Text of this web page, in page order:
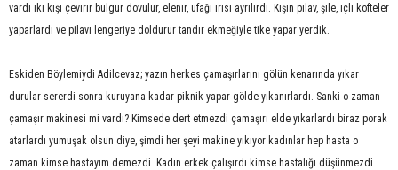
vardı iki kişi çevirir bulgur dövülür, elenir, ufağı irisi ayrılırdı. Kışın pilav, şile, içli köfteler
yaparlardı ve pilavı lengeriye doldurur tandır ekmeğiyle tike yapar yerdik.
Eskiden Böylemiydi Adilcevaz; yazın herkes çamaşırlarını gölün kenarında yıkar
durular sererdi sonra kuruyana kadar piknik yapar gölde yıkanırlardı. Sanki o zaman
çamaşır makinesi mi vardı? Kimsede dert etmezdi çamaşırı elde yıkarlardı biraz porak
atarlardı yumuşak olsun diye, şimdi her şeyi makine yıkıyor kadınlar hep hasta o
zaman kimse hastayım demezdi. Kadın erkek çalışırdı kimse hastalığı düşünmezdi.